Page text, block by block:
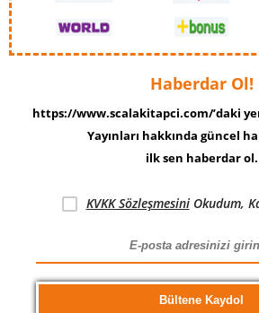
Haberdar Ol!
https://www.scalakitapci.com/’daki
Yayınları hakkında güncel
ilk sen haberdar ol.
KVKK SözleşmesiniOkudum,